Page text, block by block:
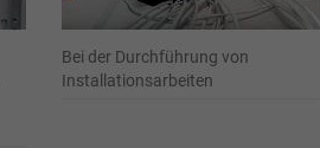
Bei der Durchführung von
Installationsarbeiten